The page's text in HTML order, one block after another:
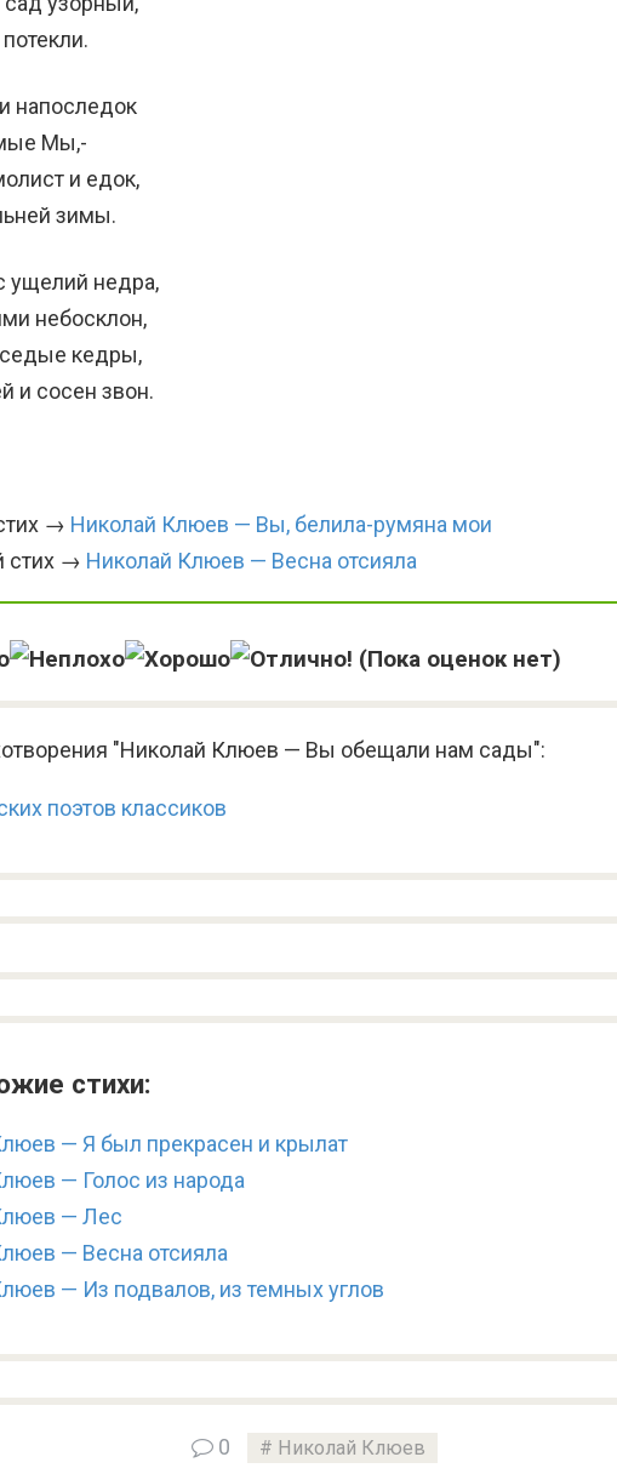
напоследок
Мы,-
и едок,
зимы.
ущелий недра,
небосклон,
кедры,
и сосен звон.
→ Николай Клюев — Вы, белила-румяна мои
стих → Николай Клюев — Весна отсияла
(Пока оценок нет)
"Николай Клюев — Вы обещали нам сады":
поэтов классиков
стихи:
— Я был прекрасен и крылат
— Голос из народа
— Лес
— Весна отсияла
— Из подвалов, из темных углов
0 Николай Клюев